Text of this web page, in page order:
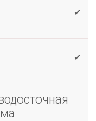
✔
✔